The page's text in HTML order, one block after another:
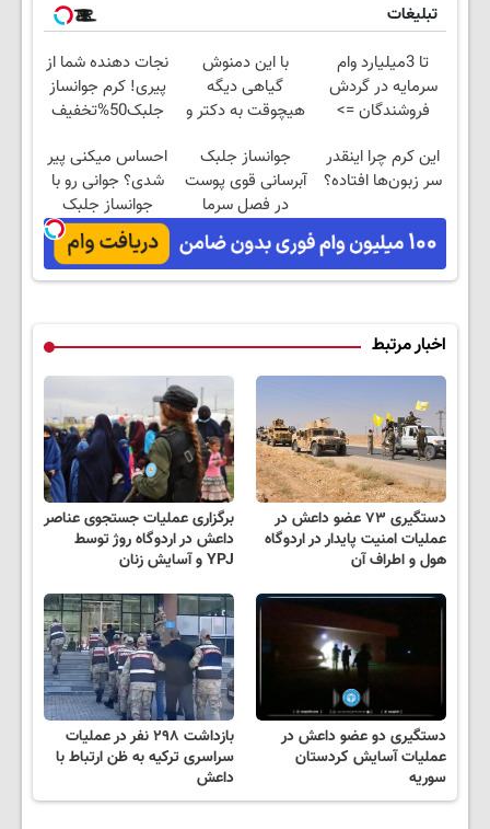
تبلیغات
تا 3میلیارد وام
سرمایه در گردش
فروشندگان =>
کن
با این دمنوش
گیاهی دیگه
هیچوقت به دکتر و
نمیکنی
نجات دهنده شما از
پیری! کرم جوانساز
جلبک50%تخفیف
این کرم چرا اینقدر
سر زبون‌ها افتاده؟
جوانساز جلبک
آبرسانی قوی پوست
در فصل سرما
احساس میکنی پیر
شدی؟ جوانی رو با
جوانساز جلبک
تجربه کن
اخبار مرتبط
دستگیری ۷۳ عضو داعش در
عملیات امنیت پایدار در اردوگاه
هول و اطراف آن
برگزاری عملیات جستجوی عناصر
داعش در اردوگاه روژ توسط
YPJ و آسایش زنان
دستگیری دو عضو داعش در
عملیات آسایش کردستان
سوریه
بازداشت ۲۹۸ نفر در عملیات
سراسری ترکیه به ظن ارتباط با
داعش